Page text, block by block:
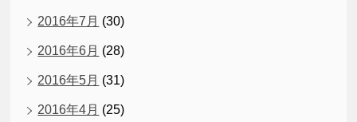
2016年7月 (30)
2016年6月 (28)
2016年5月 (31)
2016年4月 (25)